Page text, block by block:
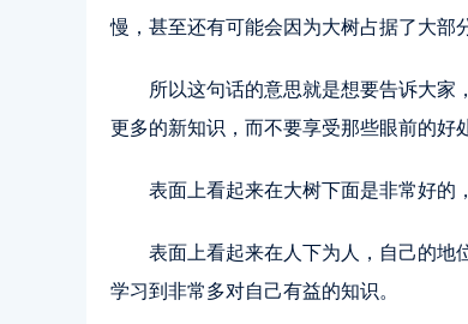
慢，甚至还有可能会因为大树占据了大部
所以这句话的意思就是想要告诉大家
更多的新知识，而不要享受那些眼前的好
表面上看起来在大树下面是非常好的
表面上看起来在人下为人，自己的地
学习到非常多对自己有益的知识。